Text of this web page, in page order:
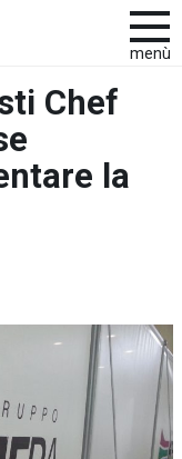
menù
Chef
la